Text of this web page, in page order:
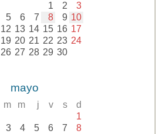
1 2 3
5 6 7 8 9 10
12 13 14 15 16 17
19 20 21 22 23 24
26 27 28 29 30
mayo
m m j v s d
1
3 4 5 6 7 8